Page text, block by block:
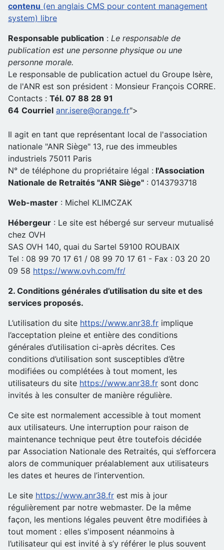
contenu (en anglais CMS pour content management
system) libre
Responsable publication : Le responsable de
publication est une personne physique ou une
personne morale.
Le responsable de publication actuel du Groupe Isère,
de l'ANR est son président : Monsieur François CORRE.
Contacts : Tél. 07 88 28 91
64 Courriel anr.isere@orange.fr">
Il agit en tant que représentant local de l'association
nationale "ANR Siège" 13, rue des immeubles
industriels 75011 Paris
N° de téléphone du propriétaire légal : l'Association
Nationale de Retraités "ANR Siège" : 0143793718
Web-master : Michel KLIMCZAK
Hébergeur : Le site est hébergé sur serveur mutualisé
chez OVH
SAS OVH 140, quai du Sartel 59100 ROUBAIX
Tel : 08 99 70 17 61 / 08 99 70 17 61 - Fax : 03 20 20
09 58 https://www.ovh.com/fr/
2. Conditions générales d’utilisation du site et des
services proposés.
L’utilisation du site https://www.anr38.fr implique
l’acceptation pleine et entière des conditions
générales d’utilisation ci-après décrites. Ces
conditions d’utilisation sont susceptibles d’être
modifiées ou complétées à tout moment, les
utilisateurs du site https://www.anr38.fr sont donc
invités à les consulter de manière régulière.
Ce site est normalement accessible à tout moment
aux utilisateurs. Une interruption pour raison de
maintenance technique peut être toutefois décidée
par Association Nationale des Retraités, qui s’efforcera
alors de communiquer préalablement aux utilisateurs
les dates et heures de l’intervention.
Le site https://www.anr38.fr est mis à jour
régulièrement par notre webmaster. De la même
façon, les mentions légales peuvent être modifiées à
tout moment : elles s'imposent néanmoins à
l’utilisateur qui est invité à s’y référer le plus souvent